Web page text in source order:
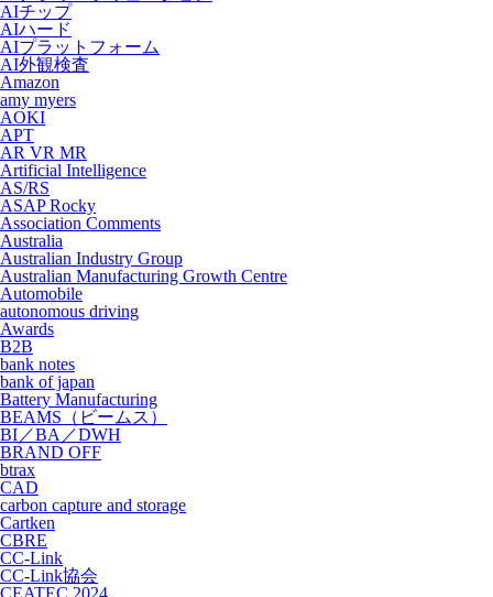
AIチップ
AIハード
AIプラットフォーム
AI外観検査
Amazon
amy myers
AOKI
APT
AR VR MR
Artificial Intelligence
AS/RS
ASAP Rocky
Association Comments
Australia
Australian Industry Group
Australian Manufacturing Growth Centre
Automobile
autonomous driving
Awards
B2B
bank notes
bank of japan
Battery Manufacturing
BEAMS（ビームス）
BI／BA／DWH
BRAND OFF
btrax
CAD
carbon capture and storage
Cartken
CBRE
CC-Link
CC-Link協会
CEATEC 2024